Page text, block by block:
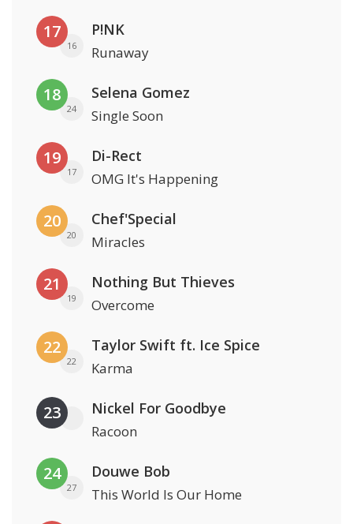
17
16
P!NK
Runaway
18
24
Selena Gomez
Single Soon
19
17
Di-Rect
OMG It's Happening
20
20
Chef'Special
Miracles
21
19
Nothing But Thieves
Overcome
22
22
Taylor Swift ft. Ice Spice
Karma
23 Nickel For Goodbye
Racoon
24
27
Douwe Bob
This World Is Our Home